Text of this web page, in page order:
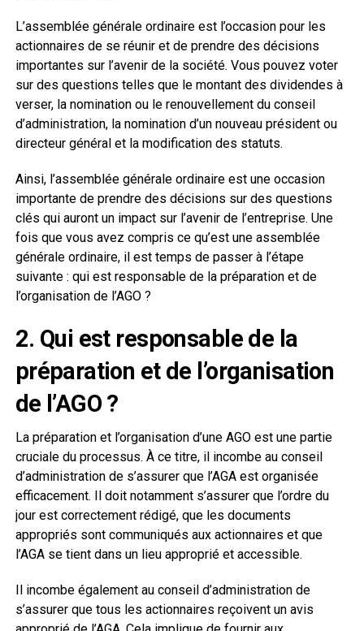
L’assemblée générale ordinaire est l’occasion pour les
actionnaires de se réunir et de prendre des décisions
importantes sur l’avenir de la société. Vous pouvez voter
sur des questions telles que le montant des dividendes à
verser, la nomination ou le renouvellement du conseil
d’administration, la nomination d’un nouveau président ou
directeur général et la modification des statuts.
Ainsi, l’assemblée générale ordinaire est une occasion
importante de prendre des décisions sur des questions
clés qui auront un impact sur l’avenir de l’entreprise. Une
fois que vous avez compris ce qu’est une assemblée
générale ordinaire, il est temps de passer à l’étape
suivante : qui est responsable de la préparation et de
l’organisation de l’AGO ?
2. Qui est responsable de la
préparation et de l’organisation
de l’AGO ?
La préparation et l’organisation d’une AGO est une partie
cruciale du processus. À ce titre, il incombe au conseil
d’administration de s’assurer que l’AGA est organisée
efficacement. Il doit notamment s’assurer que l’ordre du
jour est correctement rédigé, que les documents
appropriés sont communiqués aux actionnaires et que
l’AGA se tient dans un lieu approprié et accessible.
Il incombe également au conseil d’administration de
s’assurer que tous les actionnaires reçoivent un avis